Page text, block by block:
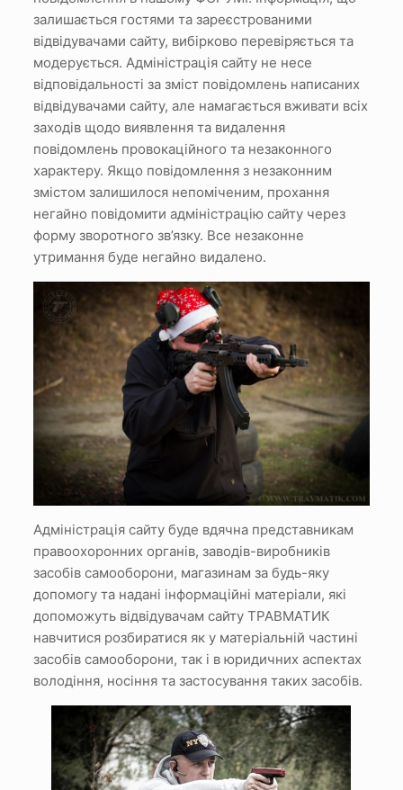
залишається гостями та зареєстрованими
відвідувачами сайту, вибірково перевіряється та
модерується. Адміністрація сайту не несе
відповідальності за зміст повідомлень написаних
відвідувачами сайту, але намагається вживати всіх
заходів щодо виявлення та видалення
повідомлень провокаційного та незаконного
характеру. Якщо повідомлення з незаконним
змістом залишилося непоміченим, прохання
негайно повідомити адміністрацію сайту через
форму зворотного зв’язку. Все незаконне
утримання буде негайно видалено.
Адміністрація сайту буде вдячна представникам
правоохоронних органів, заводів-виробників
засобів самооборони, магазинам за будь-яку
допомогу та надані інформаційні матеріали, які
допоможуть відвідувачам сайту ТРАВМАТИК
навчитися розбиратися як у матеріальній частині
засобів самооборони, так і в юридичних аспектах
володіння, носіння та застосування таких засобів.